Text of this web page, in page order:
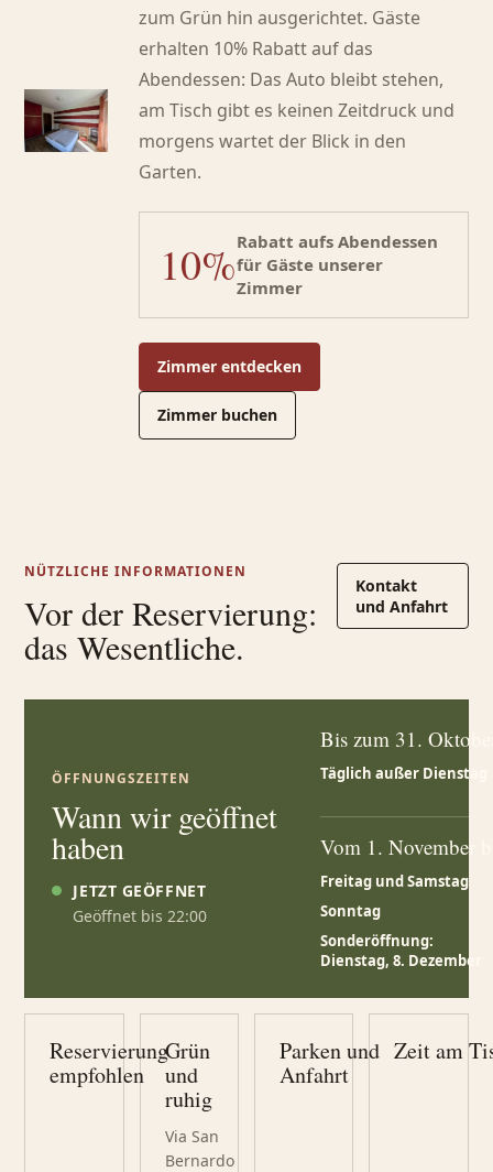
zum Grün hin ausgerichtet. Gäste
erhalten 10% Rabatt auf das
Abendessen: Das Auto bleibt stehen,
am Tisch gibt es keinen Zeitdruck und
morgens wartet der Blick in den
Garten.
10%Rabatt aufs Abendessen
für Gäste unserer
Zimmer
Zimmer entdecken
Zimmer buchen
NÜTZLICHE INFORMATIONEN
Vor der Reservierung:
das Wesentliche.
Kontakt
und Anfahrt
ÖFFNUNGSZEITEN
Wann wir geöffnet
haben
JETZT GEÖFFNET
Geöffnet bis 22:00
Bis zum 31.
Täglich außer Dienstag
Vom 1. November
Freitag und Samstag
Sonntag
Sonderöffnung:
Dienstag, 8. Dezember
Reservierung
empfohlen
Grün
und
ruhig
Via San
Bernardo
Parken und
Anfahrt
Zeit am